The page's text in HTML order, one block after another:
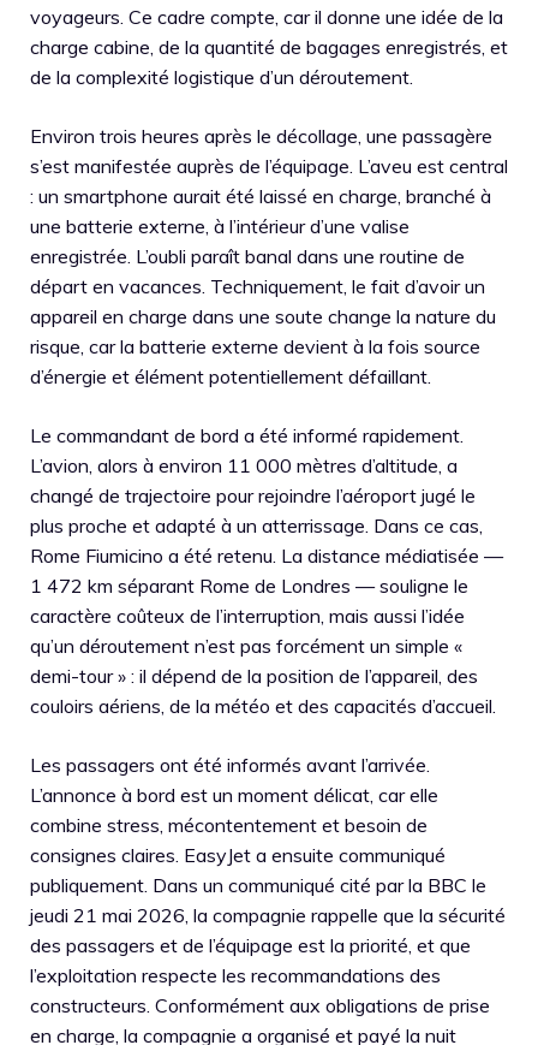
voyageurs. Ce cadre compte, car il donne une idée de la
charge cabine, de la quantité de bagages enregistrés, et
de la complexité logistique d’un déroutement.
Environ trois heures après le décollage, une passagère
s’est manifestée auprès de l’équipage. L’aveu est central
: un smartphone aurait été laissé en charge, branché à
une batterie externe, à l’intérieur d’une valise
enregistrée. L’oubli paraît banal dans une routine de
départ en vacances. Techniquement, le fait d’avoir un
appareil en charge dans une soute change la nature du
risque, car la batterie externe devient à la fois source
d’énergie et élément potentiellement défaillant.
Le commandant de bord a été informé rapidement.
L’avion, alors à environ 11 000 mètres d’altitude, a
changé de trajectoire pour rejoindre l’aéroport jugé le
plus proche et adapté à un atterrissage. Dans ce cas,
Rome Fiumicino a été retenu. La distance médiatisée —
1 472 km séparant Rome de Londres — souligne le
caractère coûteux de l’interruption, mais aussi l’idée
qu’un déroutement n’est pas forcément un simple «
demi-tour » : il dépend de la position de l’appareil, des
couloirs aériens, de la météo et des capacités d’accueil.
Les passagers ont été informés avant l’arrivée.
L’annonce à bord est un moment délicat, car elle
combine stress, mécontentement et besoin de
consignes claires. EasyJet a ensuite communiqué
publiquement. Dans un communiqué cité par la BBC le
jeudi 21 mai 2026, la compagnie rappelle que la sécurité
des passagers et de l’équipage est la priorité, et que
l’exploitation respecte les recommandations des
constructeurs. Conformément aux obligations de prise
en charge, la compagnie a organisé et payé la nuit